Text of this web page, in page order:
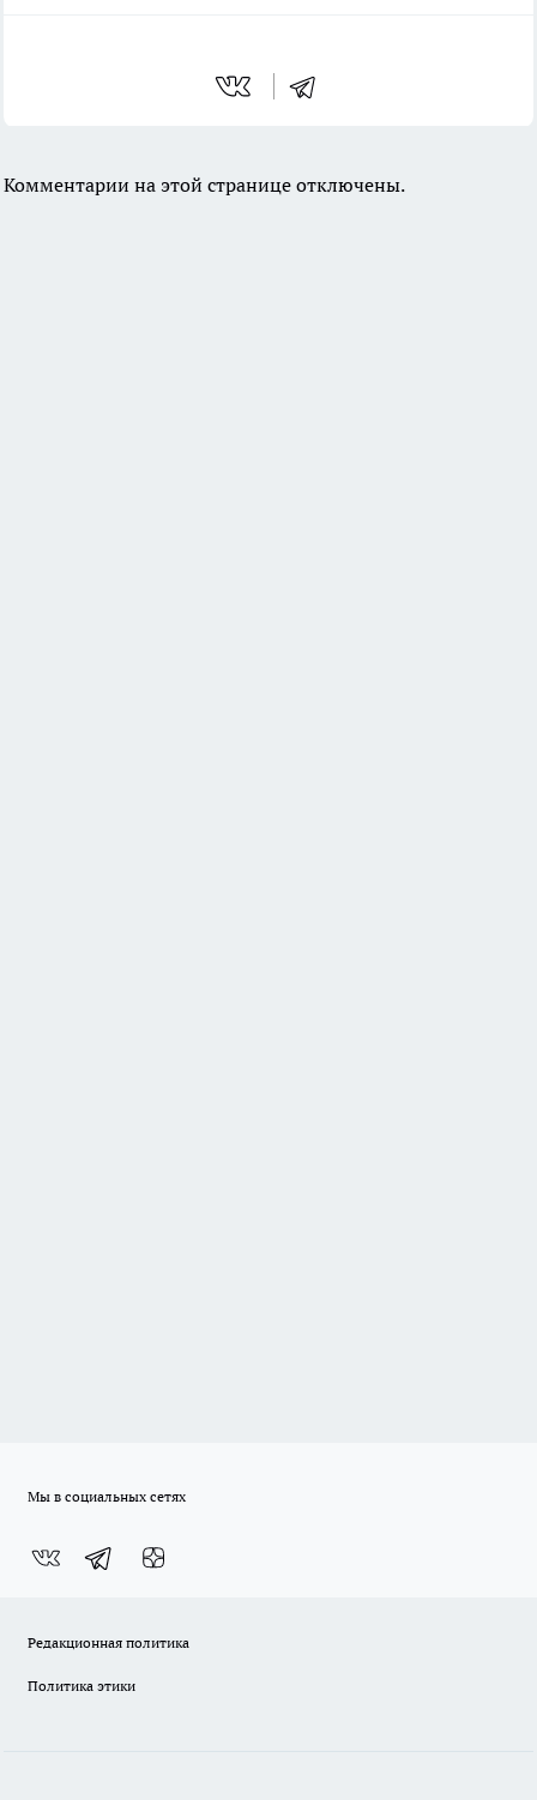
Комментарии на этой странице отключены.
Мы в социальных сетях
Редакционная политика
Политика этики